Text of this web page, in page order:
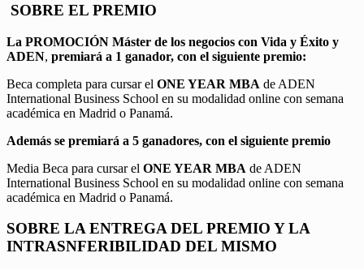
SOBRE EL PREMIO
La PROMOCIÓN Máster de los negocios con Vida y Éxito y
ADEN, premiará a 1 ganador, con el siguiente premio:
Beca completa para cursar el ONE YEAR MBA de ADEN
International Business School en su modalidad online con semana
académica en Madrid o Panamá.
Además se premiará a 5 ganadores, con el siguiente premio
Media Beca para cursar el ONE YEAR MBA de ADEN
International Business School en su modalidad online con semana
académica en Madrid o Panamá.
SOBRE LA ENTREGA DEL PREMIO Y LA
INTRASNFERIBILIDAD DEL MISMO